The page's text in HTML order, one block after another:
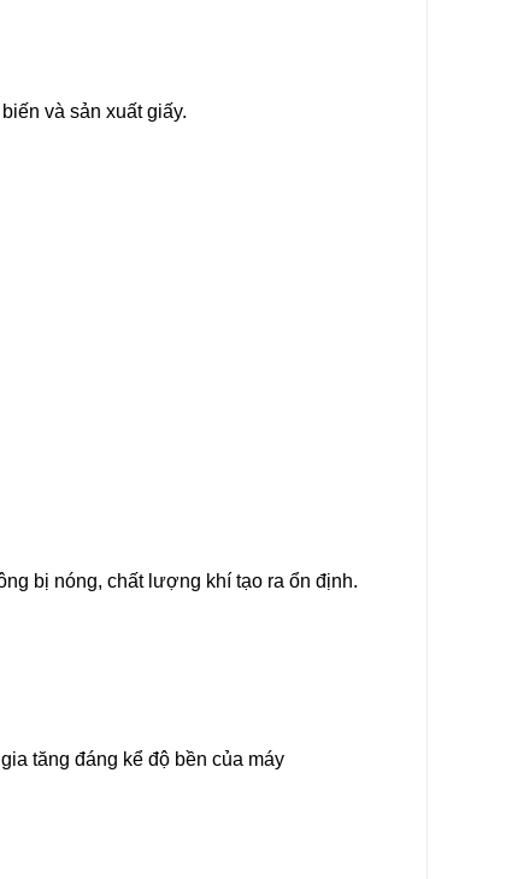
và sản xuất giấy.
bị nóng, chất lượng khí tạo ra ổn định.
tăng đáng kể độ bền của máy